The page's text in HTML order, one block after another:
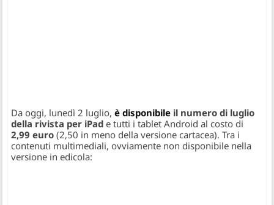
Da oggi, lunedì 2 luglio, è disponibile il numero di luglio
della rivista per iPade tutti i tablet Android al costo di
2,99 euro(2,50 in meno della versione cartacea). Tra i
contenuti multimediali, ovviamente non disponibile nella
versione in edicola: